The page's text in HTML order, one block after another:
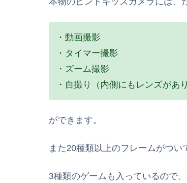
・動画撮影
・タイマー撮影
・ズーム撮影
・自撮り（内側にもレンズがあ
ができます。
また20種類以上のフレームがつい
3種類のゲームも入っているので